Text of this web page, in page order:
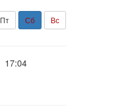
Пт Сб Вс
17:04